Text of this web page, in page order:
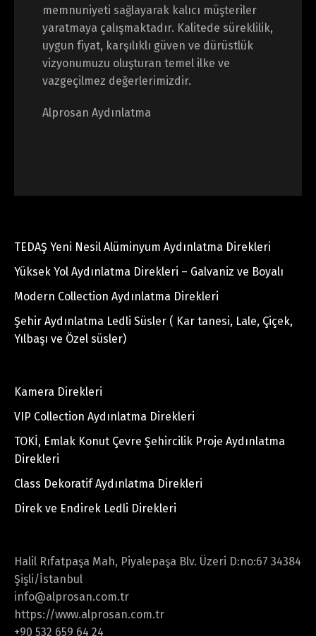
memnuniyeti sağlayarak kalıcı müşteriler
yaratmaya çalışmaktadır. Kalitede süreklilik,
uygun fiyat, karşılıklı güven ve dürüstlük
vizyonumuzu oluşturan temel ilke ve
vazgeçilmez değerlerimizdir.
Alprosan Aydınlatma
TEDAŞ Yeni Nesil Alüminyum Aydınlatma Direkleri
Yüksek Yol Aydınlatma Direkleri – Galvaniz ve Boyalı
Modern Collection Aydınlatma Direkleri
Şehir Aydınlatma Ledli Süsler ( Kar tanesi, Lale, Çiçek,
Yılbaşı ve Özel süsler)
Kamera Direkleri
VIP Collection Aydınlatma Direkleri
TOKİ, Emlak Konut Çevre Şehircilik Proje Aydınlatma
Direkleri
Class Dekoratif Aydınlatma Direkleri
Direk ve Endirek Ledli Direkleri
Halil Rıfatpaşa Mah, Piyalepaşa Blv. Üzeri D:no:67 34384
Şişli/İstanbul
info@alprosan.com.tr
https://www.alprosan.com.tr
+90 532 659 64 24